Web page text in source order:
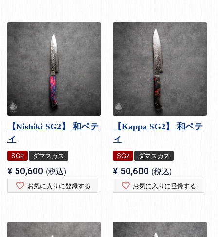
【Nishiki SG2】 和ペテ
ィ
SG2 ダマスカス
¥ 50,600 税込
お気に入りに登録する
【Kappa SG2】 和ペテ
ィ
SG2 ダマスカス
¥ 50,600 税込
お気に入りに登録する